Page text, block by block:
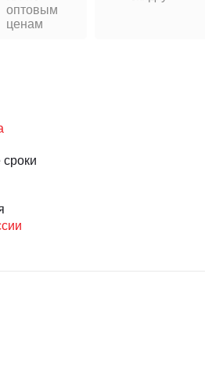
оптовым
ценам